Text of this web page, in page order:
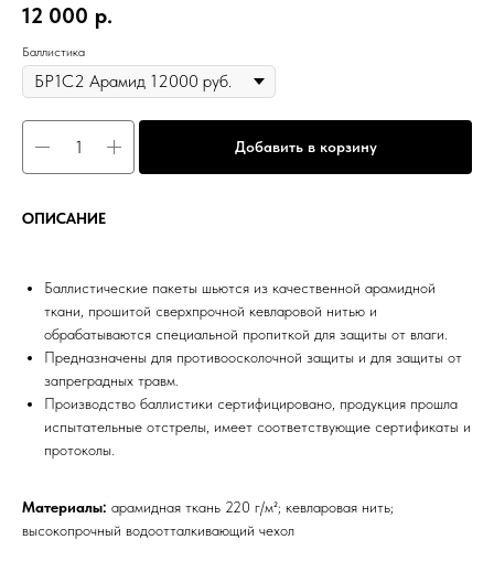
12 000 р.
Баллистика
Добавить в корзину
ОПИСАНИЕ
Баллистические пакеты шьются из качественной арамидной
ткани, прошитой сверхпрочной кевларовой нитью и
обрабатываются специальной пропиткой для защиты от влаги.
Предназначены для противоосколочной защиты и для защиты от
запреградных травм.
Производство баллистики сертифицировано, продукция прошла
испытательные отстрелы, имеет соответствующие сертификаты и
протоколы.
Материалы: арамидная ткань 220 г/м²; кевларовая нить;
высокопрочный водоотталкивающий чехол